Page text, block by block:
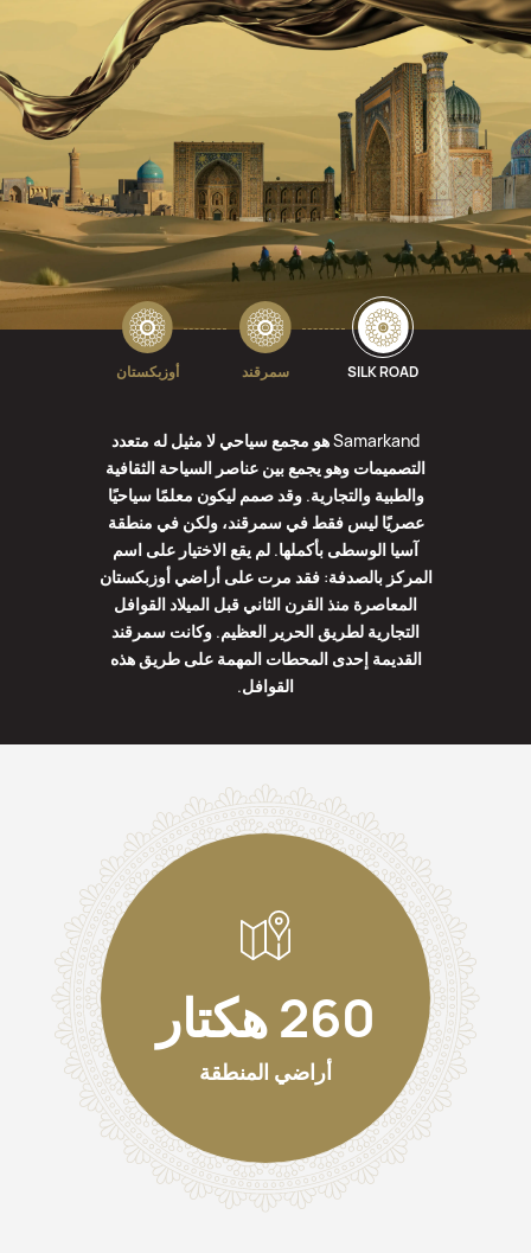
SILK ROAD سمرقند أوزبكستان
Samarkand هو مجمع سياحي لا مثيل له متعدد
التصميمات وهو يجمع بين عناصر السياحة الثقافية
والطبية والتجارية. وقد صمم ليكون معلمًا سياحيًا
عصريًا ليس فقط في سمرقند، ولكن في منطقة
آسيا الوسطى بأكملها. لم يقع الاختيار على اسم
المركز بالصدفة: فقد مرت على أراضي أوزبكستان
المعاصرة منذ القرن الثاني قبل الميلاد القوافل
التجارية لطريق الحرير العظيم. وكانت سمرقند
القديمة إحدى المحطات المهمة على طريق هذه
القوافل.
260 هكتار
أراضي المنطقة